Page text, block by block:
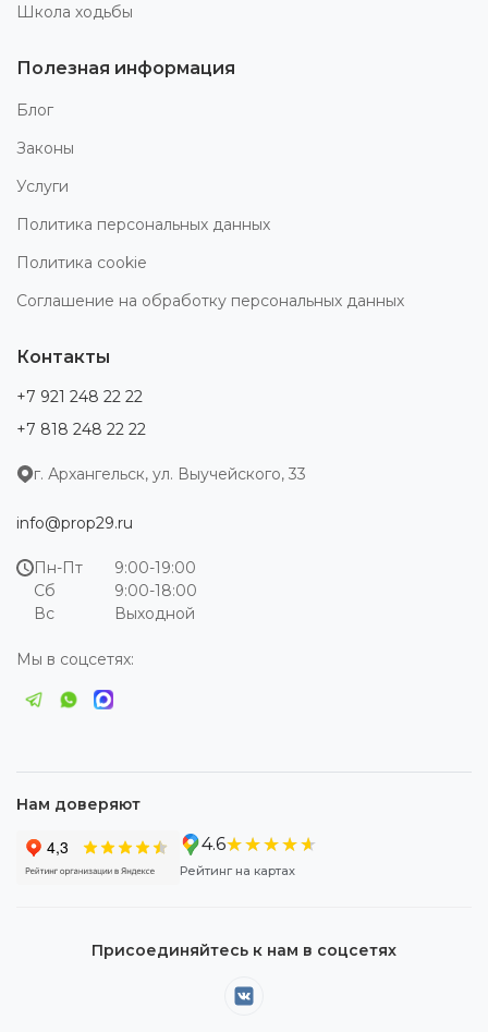
Школа ходьбы
Полезная информация
Блог
Законы
Услуги
Политика персональных данных
Политика cookie
Соглашение на обработку персональных данных
Контакты
+7 921 248 22 22
+7 818 248 22 22
г. Архангельск, ул. Выучейского, 33
info@prop29.ru
Пн-Пт
9:00-19:00
Сб
9:00-18:00
Вс
Выходной
Мы в соцсетях:
Нам доверяют
4.6★★★★★
★★★★★
Рейтинг на картах
Присоединяйтесь к нам в соцсетях